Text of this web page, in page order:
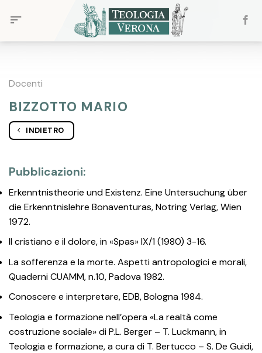
Docenti
BIZZOTTO MARIO
INDIETRO
Pubblicazioni:
Erkenntnistheorie und Existenz. Eine Untersuchung über
die Erkenntnislehre Bonaventuras, Notring Verlag, Wien
1972.
Il cristiano e il dolore, in «Spas» IX/1 (1980) 3-16.
La sofferenza e la morte. Aspetti antropologici e morali,
Quaderni CUAMM, n.10, Padova 1982.
Conoscere e interpretare, EDB, Bologna 1984.
Teologia e formazione nell’opera «La realtà come
costruzione sociale» di P.L. Berger – T. Luckmann, in
Teologia e formazione, a cura di T. Bertucco – S. De Guidi,